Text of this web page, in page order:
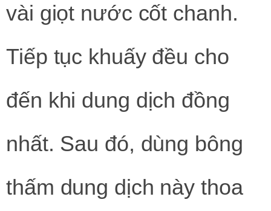
vài giọt nước cốt chanh.
Tiếp tục khuấy đều cho
đến khi dung dịch đồng
nhất. Sau đó, dùng bông
thấm dung dịch này thoa